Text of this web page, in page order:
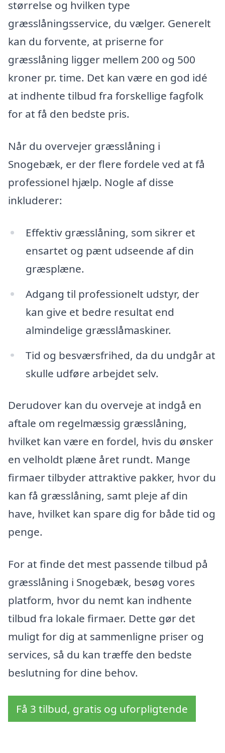
størrelse og hvilken type
græsslåningsservice, du vælger. Generelt
kan du forvente, at priserne for
græsslåning ligger mellem 200 og 500
kroner pr. time. Det kan være en god idé
at indhente tilbud fra forskellige fagfolk
for at få den bedste pris.
Når du overvejer græsslåning i
Snogebæk, er der flere fordele ved at få
professionel hjælp. Nogle af disse
inkluderer:
Effektiv græsslåning, som sikrer et
ensartet og pænt udseende af din
græsplæne.
Adgang til professionelt udstyr, der
kan give et bedre resultat end
almindelige græsslåmaskiner.
Tid og besværsfrihed, da du undgår at
skulle udføre arbejdet selv.
Derudover kan du overveje at indgå en
aftale om regelmæssig græsslåning,
hvilket kan være en fordel, hvis du ønsker
en velholdt plæne året rundt. Mange
firmaer tilbyder attraktive pakker, hvor du
kan få græsslåning, samt pleje af din
have, hvilket kan spare dig for både tid og
penge.
For at finde det mest passende tilbud på
græsslåning i Snogebæk, besøg vores
platform, hvor du nemt kan indhente
tilbud fra lokale firmaer. Dette gør det
muligt for dig at sammenligne priser og
services, så du kan træffe den bedste
beslutning for dine behov.
Få 3 tilbud, gratis og uforpligtende